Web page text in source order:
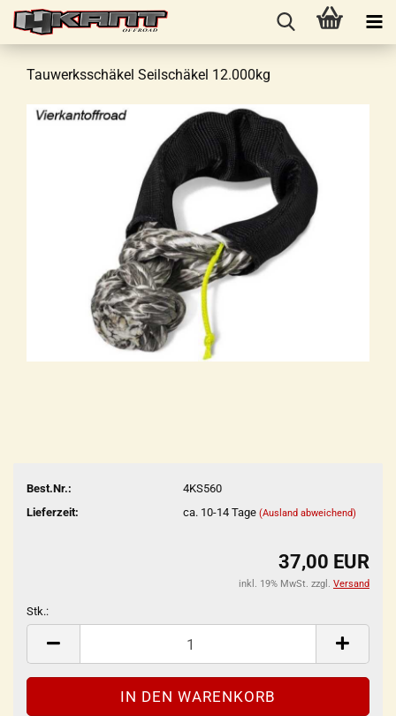
Tauwerksschäkel Seilschäkel 12.000kg
Best.Nr.:
4KS560
Lieferzeit:
ca. 10-14 Tage (Ausland abweichend)
37,00 EUR
inkl. 19% MwSt. zzgl. Versand
Stk.:
Stk.